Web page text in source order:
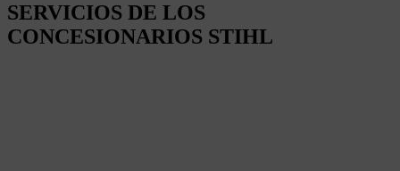
SERVICIOS DE LOS
CONCESIONARIOS STIHL